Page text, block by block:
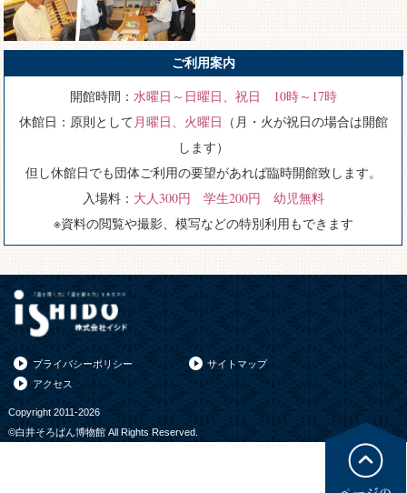
ご利用案内
開館時間： 水曜日～日曜日、祝日 10時～17時
休館日：原則として月曜日、火曜日 （月・火が祝日の場合は開館
します）
但し休館日でも団体ご利用の要望があれば臨時開館致します。
入場料： 大人300円 学生200円 幼児無料
※資料の閲覧や撮影、模写などの特別利用もできます
プライバシーポリシー
サイトマップ
アクセス
Copyright 2011-2026
©白井そろばん博物館 All Rights Reserved.